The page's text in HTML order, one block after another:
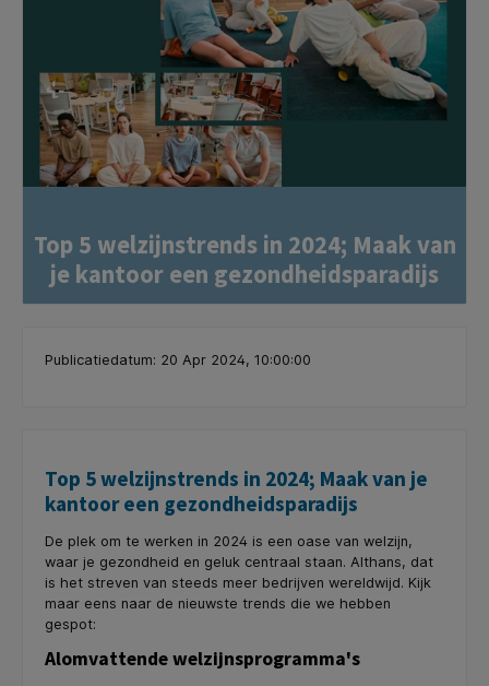
Top 5 welzijnstrends in 2024; Maak van
je kantoor een gezondheidsparadijs
Publicatiedatum: 20 Apr 2024, 10:00:00
Top 5 welzijnstrends in 2024; Maak van je
kantoor een gezondheidsparadijs
De plek om te werken in 2024 is een oase van welzijn,
waar je gezondheid en geluk centraal staan. Althans, dat
is het streven van steeds meer bedrijven wereldwijd. Kijk
maar eens naar de nieuwste trends die we hebben
gespot:
Alomvattende welzijnsprogramma's